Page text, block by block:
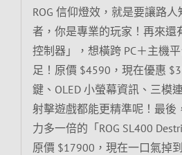
ROG 信仰燈效，就是要讓路
者，你是專業的玩家！再來還
控制器」，想橫跨 PC＋主機
足！原價 $4590，現在優惠
鍵、OLED 小螢幕資訊、三模
射擊遊戲都能更精準呢！最後
力多一倍的「ROG SL400
原價 $17900，現在一口氣掉